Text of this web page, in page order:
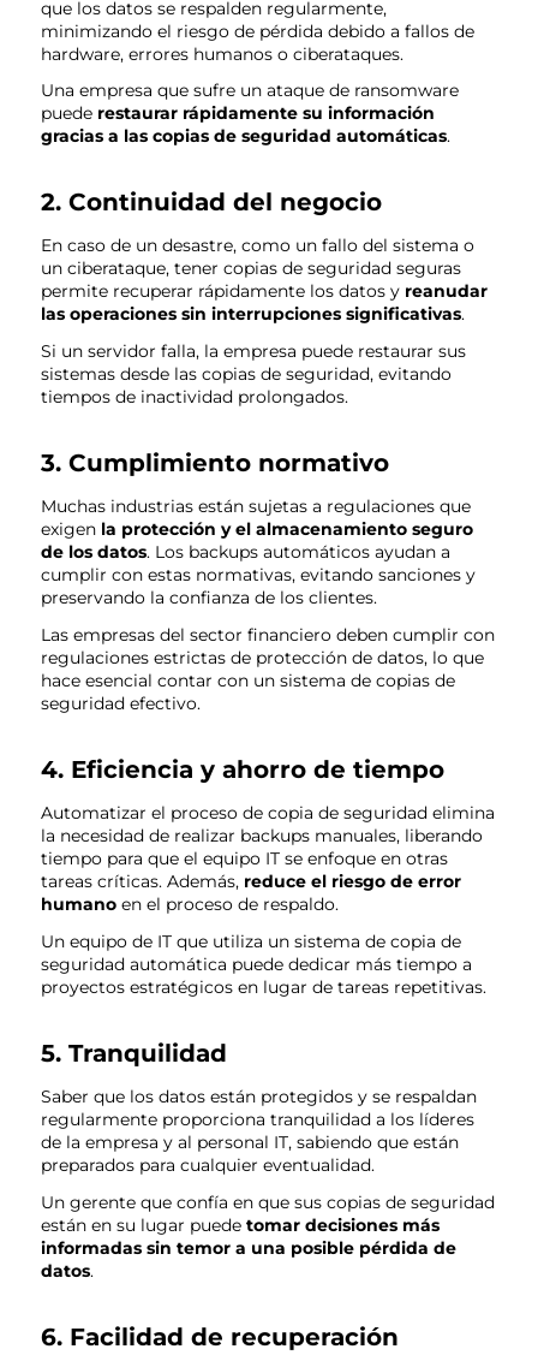
que los datos se respalden regularmente,
minimizando el riesgo de pérdida debido a fallos de
hardware, errores humanos o ciberataques.
Una empresa que sufre un ataque de ransomware
puederestaurar rápidamente su información
gracias a las copias de seguridad automáticas.
2. Continuidad del negocio
En caso de un desastre, como un fallo del sistema o
un ciberataque, tener copias de seguridad seguras
permite recuperar rápidamente los datos y reanudar
las operaciones sin interrupciones significativas.
Si un servidor falla, la empresa puede restaurar sus
sistemas desde las copias de seguridad, evitando
tiempos de inactividad prolongados.
3. Cumplimiento normativo
Muchas industrias están sujetas a regulaciones que
exigenla protección y el almacenamiento seguro
de los datos. Los backups automáticos ayudan a
cumplir con estas normativas, evitando sanciones y
preservando la confianza de los clientes.
Las empresas del sector financiero deben cumplir con
regulaciones estrictas de protección de datos, lo que
hace esencial contar con un sistema de copias de
seguridad efectivo.
4. Eficiencia y ahorro de tiempo
Automatizar el proceso de copia de seguridad elimina
la necesidad de realizar backups manuales, liberando
tiempo para que el equipo IT se enfoque en otras
tareas críticas. Además, reduce el riesgo de error
humanoen el proceso de respaldo.
Un equipo de IT que utiliza un sistema de copia de
seguridad automática puede dedicar más tiempo a
proyectos estratégicos en lugar de tareas repetitivas.
5. Tranquilidad
Saber que los datos están protegidos y se respaldan
regularmente proporciona tranquilidad a los líderes
de la empresa y al personal IT, sabiendo que están
preparados para cualquier eventualidad.
Un gerente que confía en que sus copias de seguridad
están en su lugar puede tomar decisiones más
informadas sin temor a una posible pérdida de
datos.
6. Facilidad de recuperación